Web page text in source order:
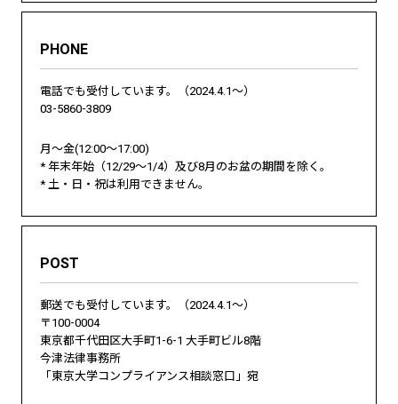
PHONE
電話でも受付しています。（2024.4.1～）
03-5860-3809
月～金(12:00～17:00)
* 年末年始（12/29～1/4）及び8月のお盆の期間を除く。
* 土・日・祝は利用できません。
POST
郵送でも受付しています。（2024.4.1～）
〒100-0004
東京都千代田区大手町1-6-1 大手町ビル8階
今津法律事務所
「東京大学コンプライアンス相談窓口」宛